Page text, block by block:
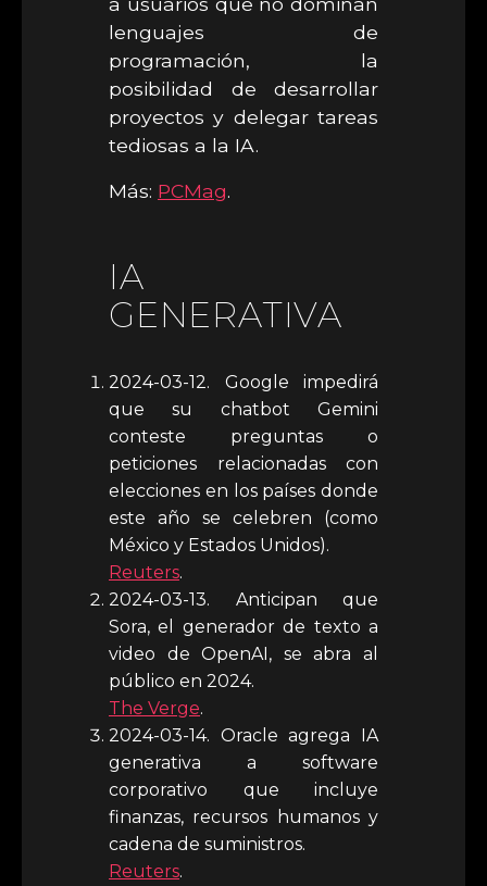
lenguajes de
programación, la
posibilidad de desarrollar
proyectos y delegar tareas
tediosas a la IA.
Más: PCMag.
IA
GENERATIVA
2024-03-12. Google impedirá
que su chatbot Gemini
conteste preguntas o
peticiones relacionadas con
elecciones en los países donde
este año se celebren (como
México y Estados Unidos).
Reuters.
2024-03-13. Anticipan que
Sora, el generador de texto a
video de OpenAI, se abra al
público en 2024.
The Verge.
2024-03-14. Oracle agrega IA
generativa a software
corporativo que incluye
finanzas, recursos humanos y
cadena de suministros.
Reuters.